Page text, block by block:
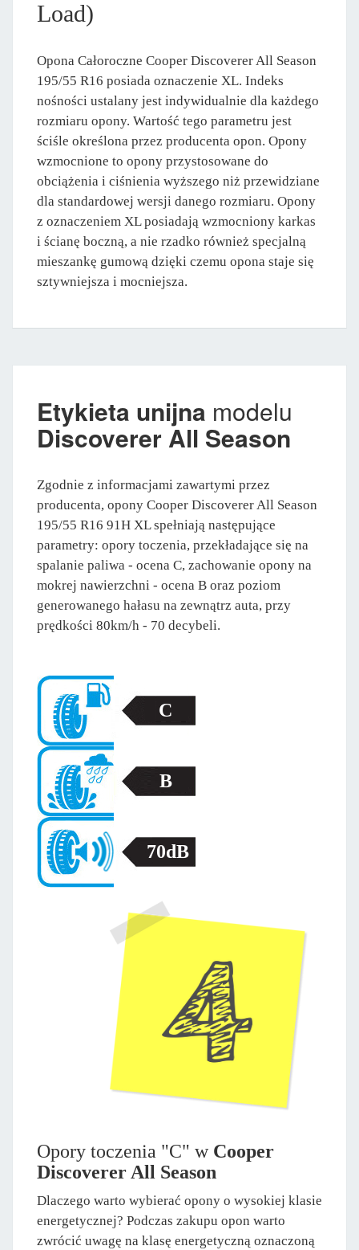
Load)
Opona Całoroczne Cooper Discoverer All Season
195/55 R16 posiada oznaczenie XL. Indeks
nośności ustalany jest indywidualnie dla każdego
rozmiaru opony. Wartość tego parametru jest
ściśle określona przez producenta opon. Opony
wzmocnione to opony przystosowane do
obciążenia i ciśnienia wyższego niż przewidziane
dla standardowej wersji danego rozmiaru. Opony
z oznaczeniem XL posiadają wzmocniony karkas
i ścianę boczną, a nie rzadko również specjalną
mieszankę gumową dzięki czemu opona staje się
sztywniejsza i mocniejsza.
Etykieta unijna modelu
Discoverer All Season
Zgodnie z informacjami zawartymi przez
producenta, opony Cooper Discoverer All Season
195/55 R16 91H XL spełniają następujące
parametry: opory toczenia, przekładające się na
spalanie paliwa - ocena C, zachowanie opony na
mokrej nawierzchni - ocena B oraz poziom
generowanego hałasu na zewnątrz auta, przy
prędkości 80km/h - 70 decybeli.
C
B
70dB
Opory toczenia "C" w Cooper
Discoverer All Season
Dlaczego warto wybierać opony o wysokiej klasie
energetycznej? Podczas zakupu opon warto
zwrócić uwagę na klasę energetyczną oznaczoną